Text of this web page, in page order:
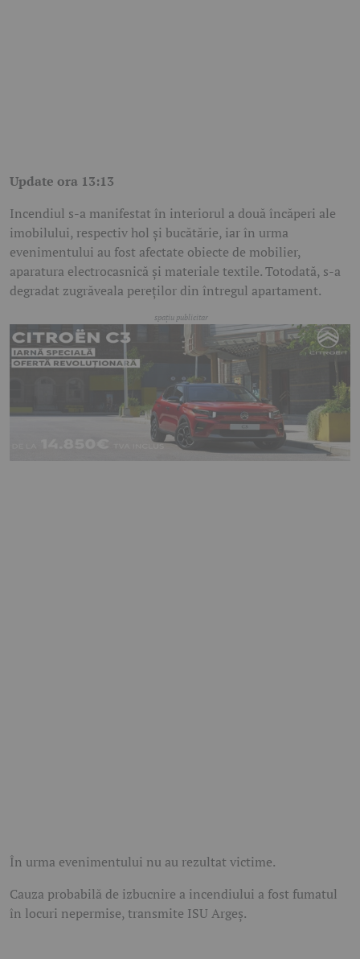
Update ora 13:13
Incendiul s-a manifestat în interiorul a două încăperi ale
imobilului, respectiv hol și bucătărie, iar în urma
evenimentului au fost afectate obiecte de mobilier,
aparatura electrocasnică și materiale textile. Totodată, s-a
degradat zugrăveala pereților din întregul apartament.
În urma evenimentului nu au rezultat victime.
Cauza probabilă de izbucnire a incendiului a fost fumatul
în locuri nepermise, transmite ISU Argeș.